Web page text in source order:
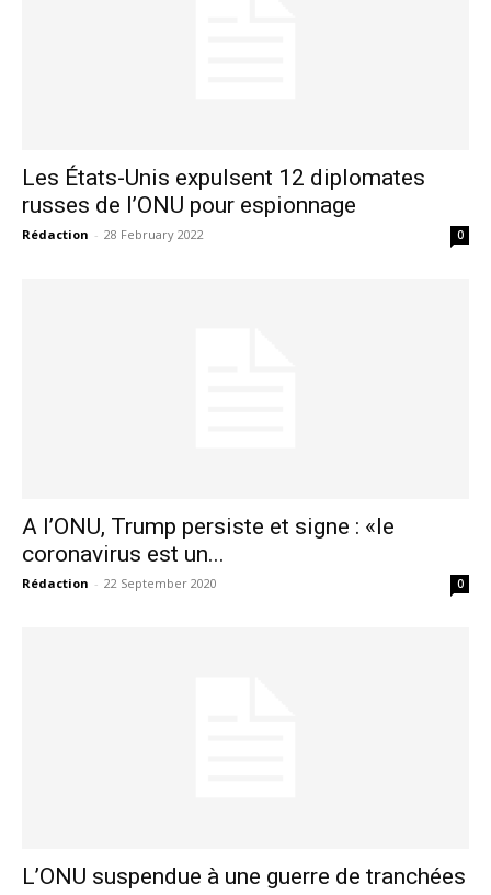
Les États-Unis expulsent 12 diplomates
russes de l’ONU pour espionnage
Rédaction - 28 February 2022 0
A l’ONU, Trump persiste et signe : «le
coronavirus est un...
Rédaction - 22 September 2020 0
L’ONU suspendue à une guerre de tranchées